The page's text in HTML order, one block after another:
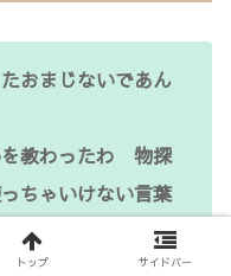
おまじないであん
教わったわ 物探
ちゃいけない言葉
？」
トップ サイドバー